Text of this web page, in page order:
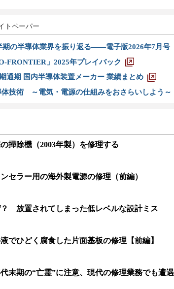
トペーパー
期の半導体業界を振り返る――電子版2026年7月号
FRONTIER」2025年プレイバック
通期 国内半導体装置メーカー 業績まとめ
体技術 ～電気・電源の仕組みをおさらいしよう～
掃除機（2003年製）を修理する
セラー用の海外製電源の修理（前編）
放置されてしまった低レベルな設計ミス
でひどく腐食した片面基板の修理【前編】
末期の“亡霊”に注意、現代の修理業務でも遭